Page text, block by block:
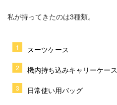
私が持ってきたのは3種類。
スーツケース
機内持ち込みキャリーケース
日常使い用バッグ